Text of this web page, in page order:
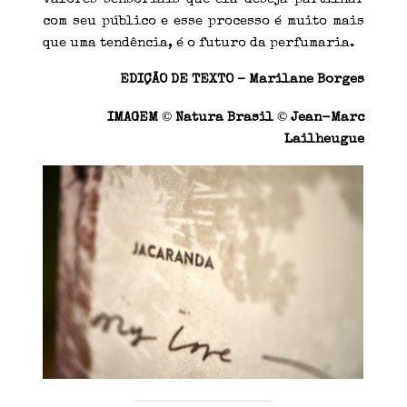
com seu público e esse processo é muito mais
que uma tendência, é o futuro da perfumaria.
EDIÇÃO DE TEXTO – Marilane Borges
IMAGEM © Natura Brasil ©Jean-Marc
Lailheugue